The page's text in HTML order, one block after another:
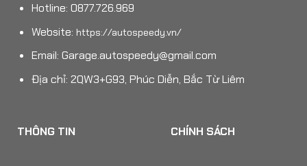
Hotline: 0877.726.969
Website: https://autospeedy.vn/
Email: Garage.autospeedy@gmail.com
Địa chỉ: 2QW3+G93, Phúc Diễn, Bắc Từ Liêm
THÔNG TIN CHÍNH SÁCH